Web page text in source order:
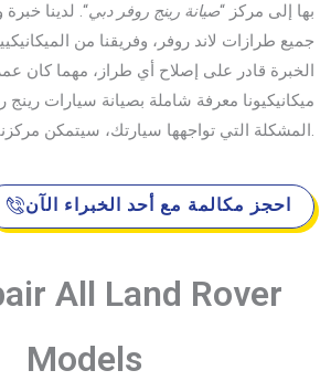
بها إلى مركز “صيانة رينج روفر دبي“. لدينا
جميع طرازات لاند روفر، وفريقنا من
الخبرة قادر على إصلاح أي طراز، مهما كان
ميكانيكيونا معرفة شاملة بصيانة سيارات رينج
المشكلة التي تواجهها سيارتك، سيتمكن مركزنا من حلها.
احجز مكالمة مع أحد الخبراء الآن
All Land Rover
Models